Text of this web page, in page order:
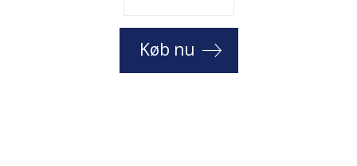
Køb nu